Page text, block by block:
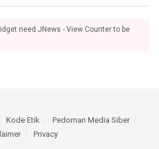
need JNews - View Counter to be
Kode Etik
Pedoman Media Siber
Privacy